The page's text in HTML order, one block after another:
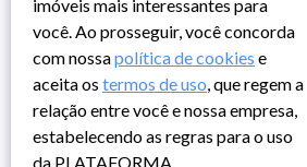
imóveis mais interessantes para
você. Ao prosseguir, você concorda
com nossapolítica de cookies e
aceita os termos de uso, que regem a
relação entre você e nossa empresa,
estabelecendo as regras para o uso
da PLATAFORMA.